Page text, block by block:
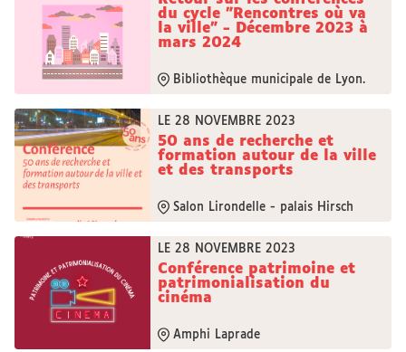
du cycle "Rencontres où va
la ville" - Décembre 2023 à
mars 2024
Bibliothèque municipale de Lyon.
LE 28 NOVEMBRE 2023
50 ans de recherche et
formation autour de la ville
et des transports
Salon Lirondelle - palais Hirsch
LE 28 NOVEMBRE 2023
Conférence patrimoine et
patrimonialisation du
cinéma
Amphi Laprade